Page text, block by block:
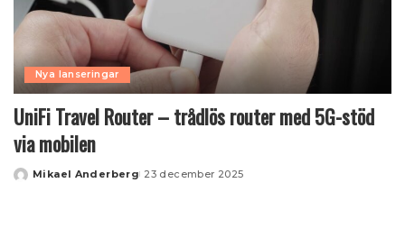
Nya lanseringar
UniFi Travel Router – trådlös router med 5G-stöd
via mobilen
Posted
Mikael Anderberg 23 december 2025